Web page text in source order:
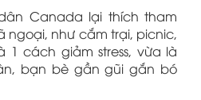
Canada lại thích tham
như cắm trại, picnic,
cách giảm stress, vừa là
bạn bè gần gũi gắn bó